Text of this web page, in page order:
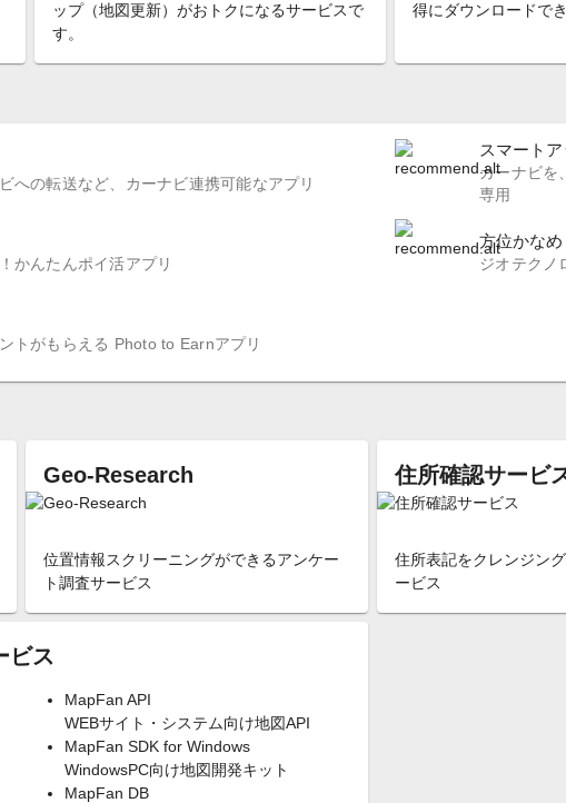
ップ（地図更新）がおトクになるサービスで
す。
得にダウンロードでき
への転送など、カーナビ連携可能なアプリ
スマート
カーナビを
専用
かんたんポイ活アプリ
方位かなめ
ジオテクノ
トがもらえる Photo to Earnアプリ
Geo-Research
位置情報スクリーニングができるアンケー
ト調査サービス
住所確認サービ
住所表記をクレンジン
ービス
ビス
MapFan API
WEBサイト・システム向け地図API
MapFan SDK for Windows
WindowsPC向け地図開発キット
MapFan DB